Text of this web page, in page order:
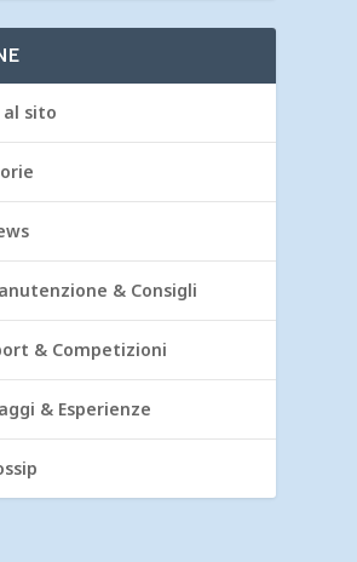
al sito
& Consigli
& Competizioni
& Esperienze